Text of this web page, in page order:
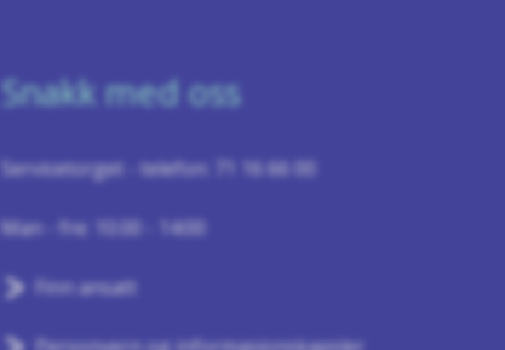
Snakk med oss
Servicetorget - telefon: 71 16 66 00
Man - fre: 10.00 - 14:00
Finn ansatt